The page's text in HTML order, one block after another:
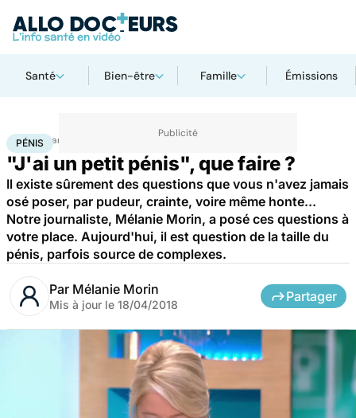
Santé Bien-être Famille Émissions
Accueil Santé
PÉNIS
"J'ai un petit pénis", que faire ?
Il existe sûrement des questions que vous n'avez jamais
osé poser, par pudeur, crainte, voire même honte...
Notre journaliste, Mélanie Morin, a posé ces questions à
votre place. Aujourd'hui, il est question de la taille du
pénis, parfois source de complexes.
Par Mélanie Morin
Mis à jour le 18/04/2018
Partager